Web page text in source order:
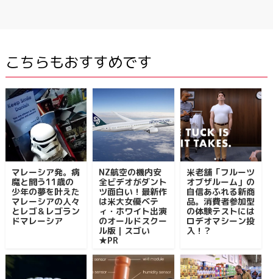
こちらもおすすめです
マレーシア発。病
魔と闘う11歳の
少年の夢を叶えた
マレーシアの人々
とレゴ＆レゴラン
ドマレーシア
NZ航空の機内安
全ビデオがダント
ツ面白い！最新作
は米大女優ベテ
ィ・ホワイト出演
のオールドスクー
ル版｜スゴい
★PR
米老舗「フルーツ
オブザルーム」の
自信あふれる新商
品。消費者参加型
の体験テストには
ロデオマシーン投
入！？